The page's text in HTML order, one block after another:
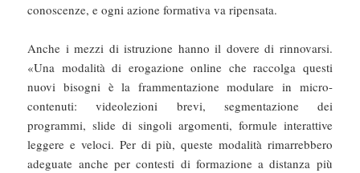
conoscenze, e ogni azione formativa va ripensata.
Anche i mezzi di istruzione hanno il dovere di rinnovarsi.
«Una modalità di erogazione online che raccolga questi
nuovi bisogni è la frammentazione modulare in micro-
contenuti: videolezioni brevi, segmentazione dei
programmi, slide di singoli argomenti, formule interattive
leggere e veloci. Per di più, queste modalità rimarrebbero
adeguate anche per contesti di formazione a distanza più